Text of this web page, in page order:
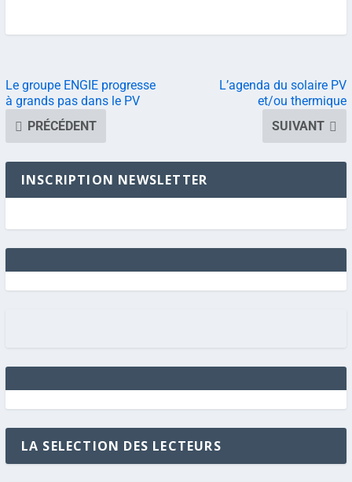
Le groupe ENGIE progresse
à grands pas dans le PV
PRÉCÉDENT
L’agenda du solaire PV
et/ou thermique
SUIVANT
INSCRIPTION NEWSLETTER
LA SELECTION DES LECTEURS